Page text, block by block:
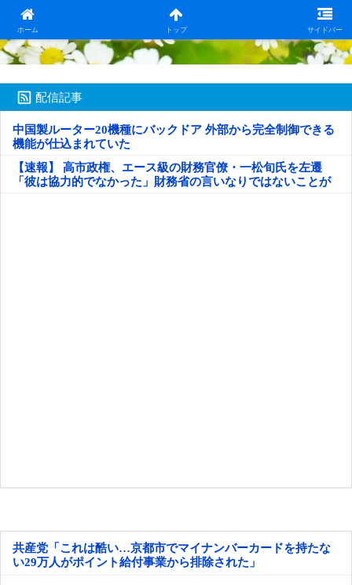
ホーム トップ サイドバー
日本第一！ニュース録
配信記事
中国製ルーター20機種にバックドア 外部から完全制御できる
機能が仕込まれていた
【速報】 高市政権、エース級の財務官僚・一松旬氏を左遷
「彼は協力的でなかった」財務省の言いなりではないことが
判明
共産党「これは酷い…京都市でマイナンバーカードを持たな
い29万人がポイント給付事業から排除された」